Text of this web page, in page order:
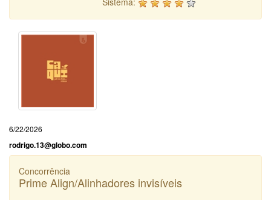
6/22/2026
rodrigo.13@globo.com
Concorrência
Prime Align/Alinhadores invisíveis